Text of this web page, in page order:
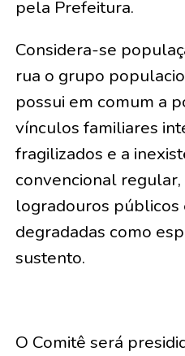
pela Prefeitura.
Considera-se
rua o grupo
possui em comum a
vínculos familiares
fragilizados e a
convencional
logradouros públicos
degradadas como
sustento.
O Comitê será